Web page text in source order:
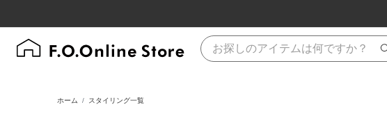
ホーム スタイリング一覧